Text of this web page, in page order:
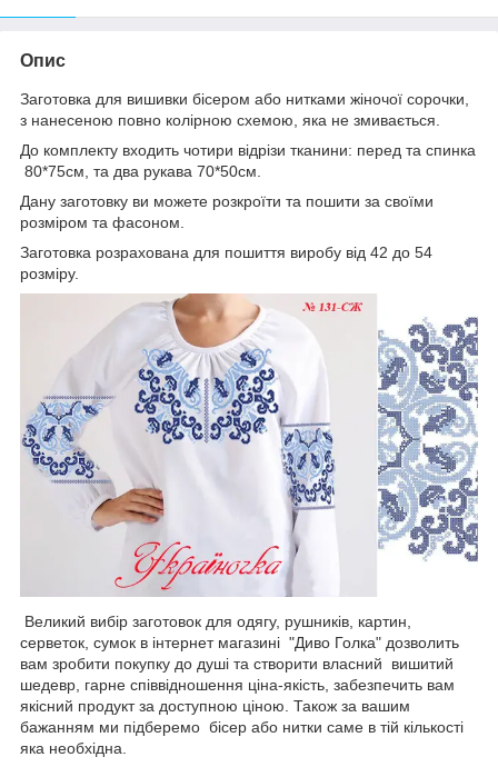
Опис
Заготовка для вишивки бісером або нитками жіночої сорочки,
з нанесеною повно колірною схемою, яка не змивається.
До комплекту входить чотири відрізи тканини: перед та спинка
80*75см, та два рукава 70*50см.
Дану заготовку ви можете розкроїти та пошити за своїми
розміром та фасоном.
Заготовка розрахована для пошиття виробу від 42 до 54
розміру.
Великий вибір заготовок для одягу, рушників, картин,
серветок, сумок в інтернет магазині "Диво Голка" дозволить
вам зробити покупку до душі та створити власний вишитий
шедевр, гарне співвідношення ціна-якість, забезпечить вам
якісний продукт за доступною ціною. Також за вашим
бажанням ми підберемо бісер або нитки саме в тій кількості
яка необхідна.